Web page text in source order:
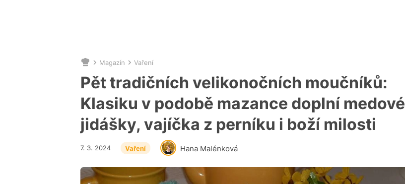
Nacházíte
se
zde:
Magazín Vaření
Pět tradičních velikonočních moučníků:
Klasiku v podobě mazance doplní medové
jidášky, vajíčka z perníku i boží milosti
Hana Malénková
7. 3. 2024 Vaření